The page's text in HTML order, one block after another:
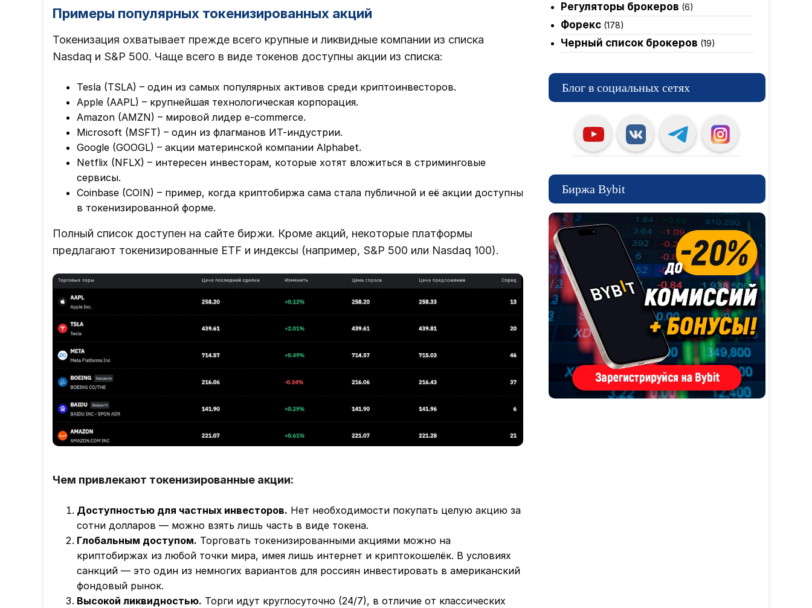
Примеры популярных токенизированных акций
Токенизация охватывает прежде всего крупные и ликвидные компании из списка
Nasdaq и S&P 500. Чаще всего в виде токенов доступны акции из списка:
Tesla (TSLA) – один из самых популярных активов среди криптоинвесторов.
Apple (AAPL) – крупнейшая технологическая корпорация.
Amazon (AMZN) – мировой лидер e-commerce.
Microsoft (MSFT) – один из флагманов ИТ-индустрии.
Google (GOOGL) – акции материнской компании Alphabet.
Netflix (NFLX) – интересен инвесторам, которые хотят вложиться в стриминговые
сервисы.
Coinbase (COIN) – пример, когда криптобиржа сама стала публичной и её акции доступны
в токенизированной форме.
Полный список доступен на сайте биржи. Кроме акций, некоторые платформы
предлагают токенизированные ETF и индексы (например, S&P 500 или Nasdaq 100).
Чем привлекают токенизированные акции:
Доступностью для частных инвесторов. Нет необходимости покупать целую акцию за
сотни долларов — можно взять лишь часть в виде токена.
Глобальным доступом. Торговать токенизированными акциями можно на
криптобиржах из любой точки мира, имея лишь интернет и криптокошелёк. В условиях
санкций — это один из немногих вариантов для россиян инвестировать в американский
фондовый рынок.
Высокой ликвидностью. Торги идут круглосуточно (24/7), в отличие от классических
Регуляторы брокеров (6)
Форекс(178)
Черный список брокеров (19)
Блог в социальных сетях
Биржа Bybit